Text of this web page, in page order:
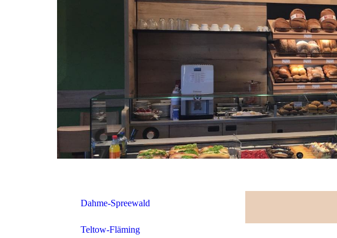
Dahme-Spreewald
Teltow-Fläming